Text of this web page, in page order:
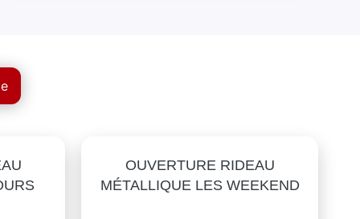
OUVERTURE RIDEAU
MÉTALLIQUE LES WEEKEND